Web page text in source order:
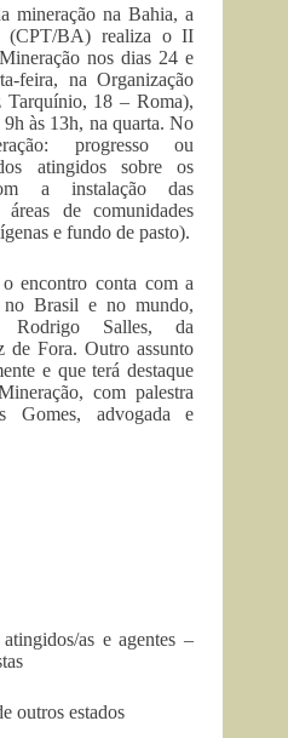
mineração na Bahia, a
(CPT/BA) realiza o II
nos dias 24 e
feira, na Organização
Tarquínio, 18 – Roma),
às 13h, na quarta. No
progresso ou
atingidos sobre os
a instalação das
áreas de comunidades
e fundo de pasto).
encontro conta com a
no Brasil e no mundo,
Rodrigo Salles, da
de Fora. Outro assunto
e que terá destaque
com palestra
Gomes, advogada e
as e agentes –
outros estados